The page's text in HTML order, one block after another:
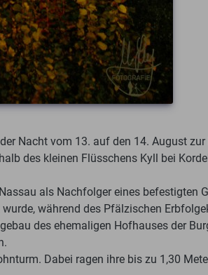
Nacht vom 13. auf den 14. August
des kleinen Flüsschens Kyll bei
als Nachfolger eines befestigten
während des Pfälzischen
des ehemaligen Hofhauses der
Dabei ragen ihre bis zu 1,30